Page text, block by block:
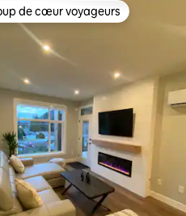
sur la base de 23
de cœur voyageurs les plus
de cœur voyageurs